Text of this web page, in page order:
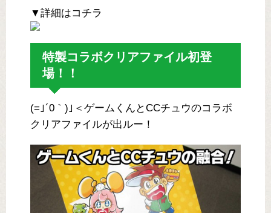
▼詳細はコチラ
特製コラボクリアファイル初登
場！！
(=｣´0｀)｣＜ゲームくんとCCチュウのコラボ
クリアファイルが出ルー！